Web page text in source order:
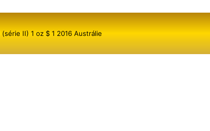
II) 1 oz $ 1 2016 Austrálie